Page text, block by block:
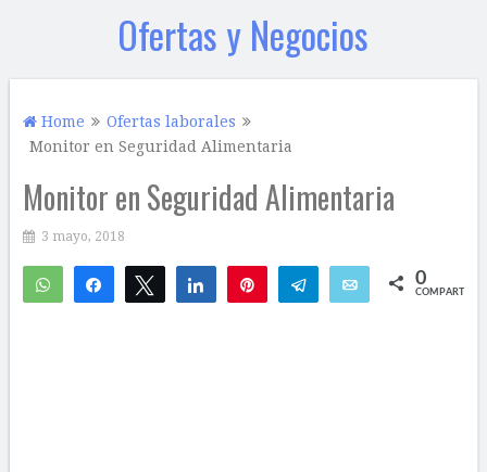
Ofertas y Negocios
Home
Ofertas laborales
Monitor en Seguridad Alimentaria
Monitor en Seguridad Alimentaria
3 mayo, 2018
WhatsAppCompartirTwittear Compartir Telegram Email 0
COMPARTIR